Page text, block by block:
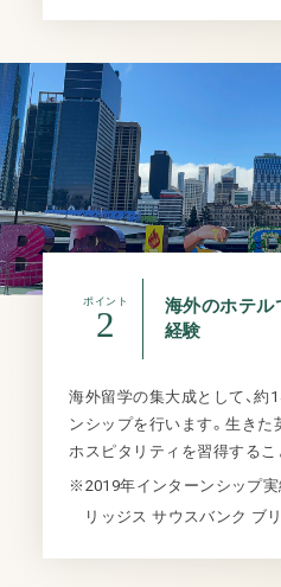
ポイント
2
海外のホテル
経験
海外留学の集大成として、約
ンシップを行います。生きた
ホスピタリティを習得するこ
※2019年インターンシップ実
リッジス サウスバンク ブ